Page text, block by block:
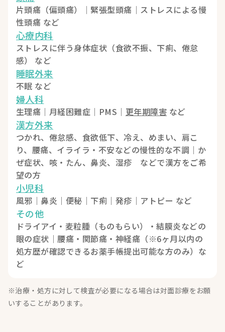
片頭痛（偏頭痛）｜緊張型頭痛｜ストレスによる慢
性頭痛 など
心療内科
ストレスに伴う身体症状（食欲不振、下痢、倦怠
感） など
睡眠外来
不眠 など
婦人科
生理痛｜月経困難症｜PMS｜ 更年期障害 など
漢方外来
つかれ、倦怠感、食欲低下、冷え、めまい、肩こ
り、腰痛、イライラ・不安などの慢性的な不調｜か
ぜ症状、咳・たん、鼻炎、湿疹 などで漢方をご希
望の方
小児科
風邪｜鼻炎｜便秘｜下痢｜発疹｜アトピー など
その他
ドライアイ・麦粒腫（ものもらい）・結膜炎などの
眼の症状｜腰痛・関節痛・神経痛（※6ヶ月以内の
処方歴が確認できるお薬手帳提出可能な方のみ）な
ど
※治療・処方に対して検査が必要になる場合は対面診療をお願
いすることがあります。